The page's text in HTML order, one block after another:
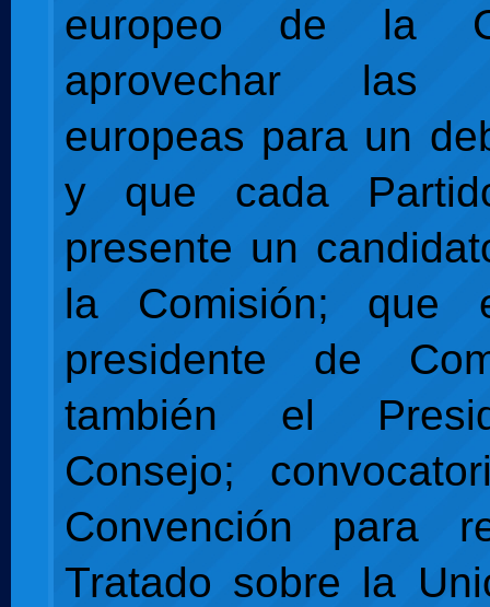
europeo de la
aprovechar las
europeas para un
y que cada
presente un
la Comisión; que
presidente de
también el
Consejo;
Convención para
Tratado sobre la